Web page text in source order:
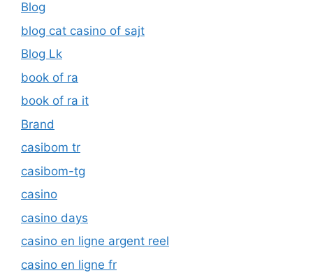
Blog
blog cat casino of sajt
Blog Lk
book of ra
book of ra it
Brand
casibom tr
casibom-tg
casino
casino days
casino en ligne argent reel
casino en ligne fr